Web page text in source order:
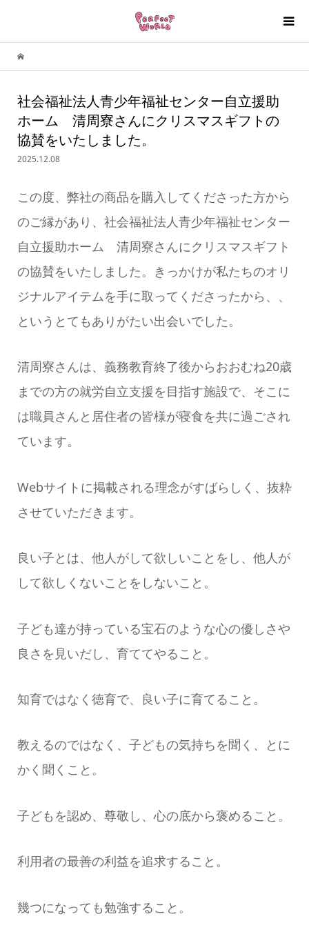
社会福祉法人青少年福祉センター自立援助
ホーム 清周寮さんにクリスマスギフトの
協賛をいたしました。
2025.12.08
この度、弊社の商品を購入してくださった方から
のご縁があり、社会福祉法人青少年福祉センター
自立援助ホーム 清周寮さんにクリスマスギフト
の協賛をいたしました。きっかけが私たちのオリ
ジナルアイテムを手に取ってくださったから、、
というとてもありがたい出会いでした。
清周寮さんは、義務教育終了後からおおむね20歳
までの方の就労自立支援を目指す施設で、そこに
は職員さんと居住者の皆様が寝食を共に過ごされ
ています。
Webサイトに掲載される理念がすばらしく、抜粋
させていただきます。
良い子とは、他人がして欲しいことをし、他人が
して欲しくないことをしないこと。
子ども達が持っている宝石のような心の優しさや
良さを見いだし、育ててやること。
知育ではなく徳育で、良い子に育てること。
教えるのではなく、子どもの気持ちを聞く、とに
かく聞くこと。
子どもを認め、尊敬し、心の底から褒めること。
利用者の最善の利益を追求すること。
幾つになっても勉強すること。